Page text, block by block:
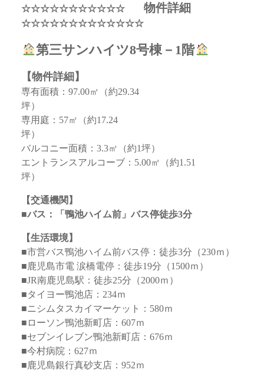
☆☆☆☆☆☆☆☆☆☆☆物件詳細
☆☆☆☆☆☆☆☆☆☆☆☆☆
第三サンハイツ8号棟－1階
【物件詳細】
専有面積：97.00㎡（約29.34
専用庭：57㎡（約17.24
バルコニー面積：3.3㎡（約1坪）
エントランスアルコーブ：5.00㎡（約1.51
坪）
【交通機関】
■バス：「鴨池ハイム前」バス停徒歩3分
【生活環境】
■市営バス鴨池ハイム前バス停：徒歩3分（230ｍ）
■鹿児島市電 涙橋電停：徒歩19分（1500ｍ）
■JR南鹿児島駅：徒歩25分（2000ｍ）
■タイヨー鴨池店：234ｍ
■ニシムタスカイマーケット：580ｍ
■ローソン鴨池新町店：607ｍ
■セブンイレブン鴨池新町店：676ｍ
■今村病院：627ｍ
■鹿児島銀行真砂支店：952ｍ